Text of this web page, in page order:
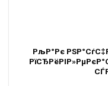
РљР°Рє